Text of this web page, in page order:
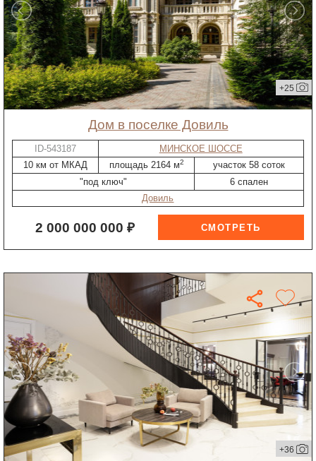
+25
дом в поселке Довиль
ID-543187
МИНСКОЕ ШОССЕ
10 км от МКАД
площадь 2164 м2
участок 58 соток
"под ключ"
6 спален
Довиль
2 000 000 000 ₽
+36